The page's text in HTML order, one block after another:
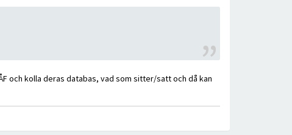
och kolla deras databas, vad som sitter/satt och då kan